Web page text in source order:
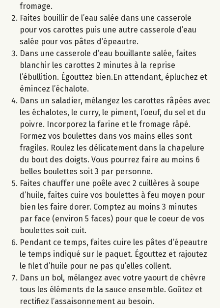
fromage.
Faites bouillir de l’eau salée dans une casserole
pour vos carottes puis une autre casserole d’eau
salée pour vos pâtes d’épeautre.
Dans une casserole d’eau bouillante salée, faites
blanchir les carottes 2 minutes à la reprise
l’ébullition. Égouttez bien.En attendant, épluchez et
émincez l’échalote.
Dans un saladier, mélangez les carottes râpées avec
les échalotes, le curry, le piment, l’oeuf, du sel et du
poivre. Incorporez la farine et le fromage râpé.
Formez vos boulettes dans vos mains elles sont
fragiles. Roulez les délicatement dans la chapelure
du bout des doigts. Vous pourrez faire au moins 6
belles boulettes soit 3 par personne.
Faites chauffer une poêle avec 2 cuillères à soupe
d’huile, faites cuire vos boulettes à feu moyen pour
bien les faire dorer. Comptez au moins 3 minutes
par face (environ 5 faces) pour que le coeur de vos
boulettes soit cuit.
Pendant ce temps, faites cuire les pâtes d’épeautre
le temps indiqué sur le paquet. Égouttez et rajoutez
le filet d’huile pour ne pas qu’elles collent.
Dans un bol, mélangez avec votre yaourt de chèvre
tous les éléments de la sauce ensemble. Goûtez et
rectifiez l’assaisonnement au besoin.